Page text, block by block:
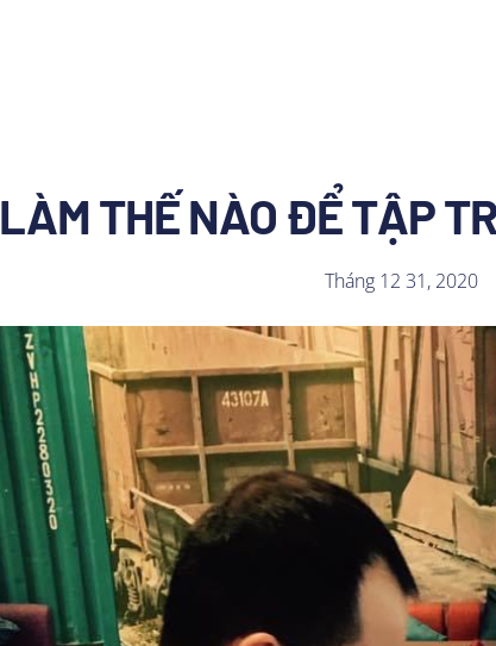
LÀM THẾ NÀO ĐỂ TẬP
Tháng 12 31, 2020